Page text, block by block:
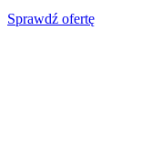
Sprawdź ofertę